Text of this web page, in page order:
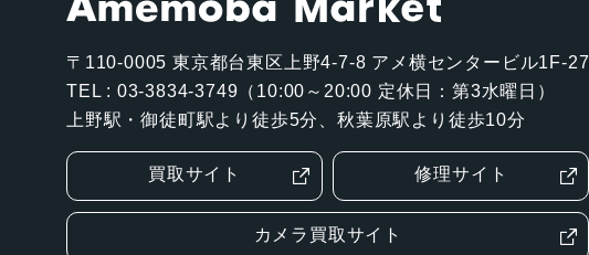
〒110-0005 東京都台東区上野4-7-8 アメ横センタービル1F-27
TEL : 03-3834-3749（10:00～20:00 定休日：第3水曜日）
上野駅・御徒町駅より徒歩5分、秋葉原駅より徒歩10分
買取サイト 修理サイト
カメラ買取サイト